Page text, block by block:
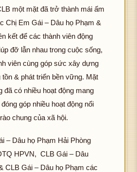
một mặt đã trở thành mái ấm
Chị Em Gái – Dâu họ Phạm &
kết để các thành viên động
đỡ lẫn nhau trong cuộc sống,
viên cùng góp sức xây dựng
& phát triển bền vững. Mặt
đã có nhiều hoạt động mang
góp nhiều hoạt động nổi
chung của xã hội.
– Dâu họ Phạm Hải Phòng
HPVN, CLB Gái – Dâu
CLB Gái – Dâu họ Phạm các